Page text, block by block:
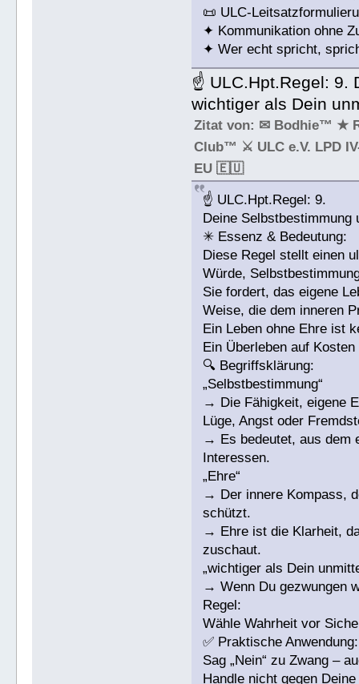
📜 ULC-
✦ Kommunikation ohne
✦ Wer echt spricht,
☝ ULC.Hpt.Regel: 9.
wichtiger als Dein
Zitat von: ✉ Bodhie™ ★
Club™ ⚔ ULC e.V. LPD
EU 🇪🇺
☝ ULC.Hpt.Regel: 9.
Deine Selbstbestimmung
✳ Essenz & Bedeutung:
Diese Regel stellt einen
Würde,
Sie fordert, das eigene
Weise, die dem inneren
Ein Leben ohne Ehre ist
Ein Überleben auf
🔍 Begriffsklärung:
„Selbstbestimmung“
→ Die Fähigkeit, eigene
Lüge, Angst oder
→ Es bedeutet, aus dem
Interessen.
„Ehre“
→ Der innere Kompass,
schützt.
→ Ehre ist die Klarheit,
zuschaut.
„wichtiger als Dein
→ Wenn Du gezwungen
Regel:
Wähle Wahrheit vor
✅ Praktische Anwendung:
Sag „Nein“ zu Zwang –
Handle nicht gegen